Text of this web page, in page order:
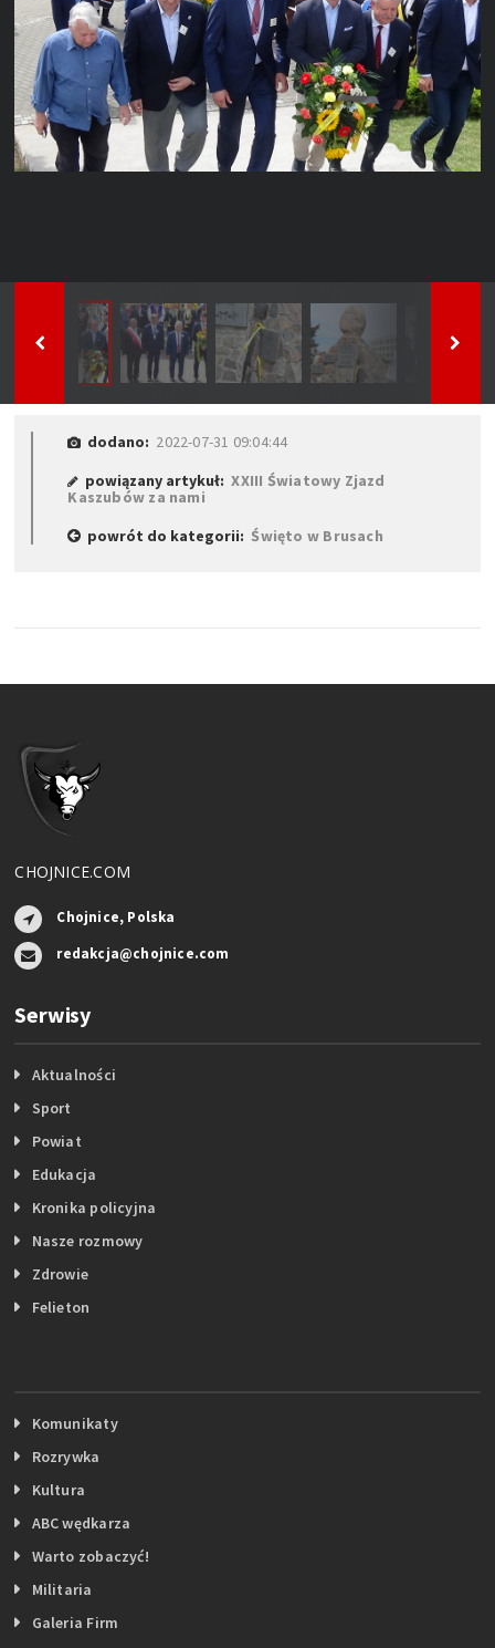
dodano: 2022-07-31 09:04:44
powiązany artykuł:XXIII Światowy Zjazd
Kaszubów za nami
powrót do kategorii: Święto w Brusach
CHOJNICE.COM
Chojnice, Polska
redakcja@chojnice.com
Serwisy
Aktualności
Sport
Powiat
Edukacja
Kronika policyjna
Nasze rozmowy
Zdrowie
Felieton
Komunikaty
Rozrywka
Kultura
ABC wędkarza
Warto zobaczyć!
Militaria
Galeria Firm